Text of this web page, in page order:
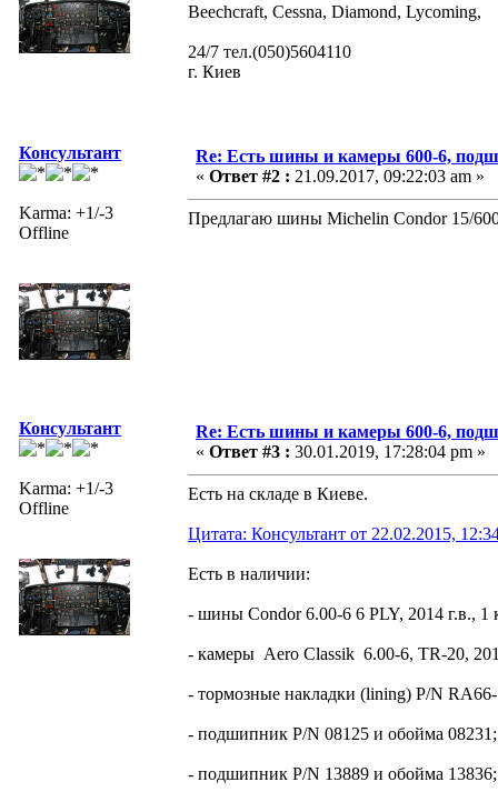
Beechcraft, Cessna, Diamond, Lycoming,
24/7 тел.(050)5604110
г. Киев
Консультант
Karma: +1/-3
Offline
Re: Есть шины и камеры 600-6,
« Ответ #2 : 21.09.2017, 09:22:03 am »
Предлагаю шины Michelin Condor 15/
Консультант
Karma: +1/-3
Offline
Re: Есть шины и камеры 600-6,
« Ответ #3 : 30.01.2019, 17:28:04 pm »
Есть на складе в Киеве.
Цитата: Консультант от 22.02.2015,
Есть в наличии:
- шины Condor 6.00-6 6 PLY, 2014 г.в.,
- камеры Aero Classik 6.00-6, TR-20,
- тормозные накладки (lining) P/N
- подшипник P/N 08125 и обойма 08231;
- подшипник P/N 13889 и обойма 13836;